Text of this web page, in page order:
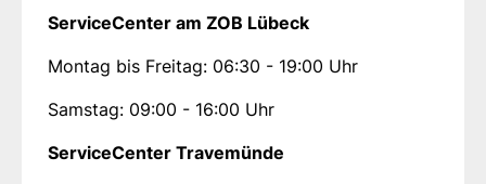
ServiceCenter am ZOB Lübeck
Montag bis Freitag: 06:30 - 19:00 Uhr
Samstag: 09:00 - 16:00 Uhr
ServiceCenter Travemünde